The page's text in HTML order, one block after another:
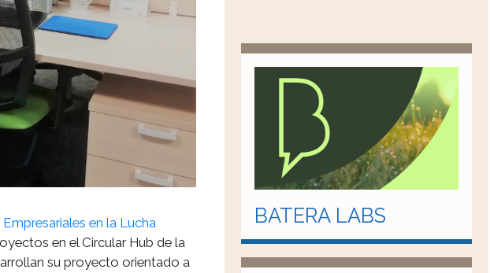
en la Lucha
en el Circular Hub de la
su proyecto orientado a
BATERA LABS